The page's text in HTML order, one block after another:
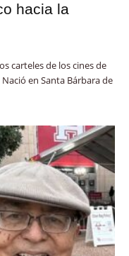
hacia la
carteles de los cines de
en Santa Bárbara de